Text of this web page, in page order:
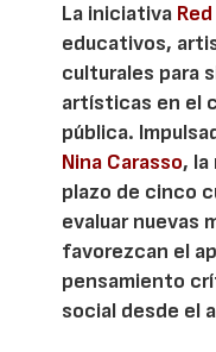
La iniciativa
educativos,
culturales para
artísticas en el
pública.
Nina Carasso, la
plazo de cinco
evaluar nuevas
favorezcan el
pensamiento
social desde el